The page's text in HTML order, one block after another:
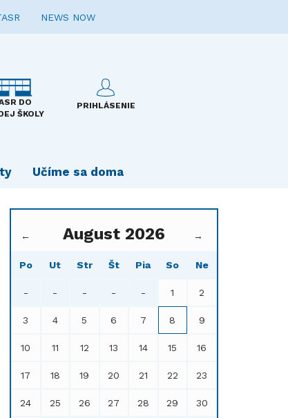
NEWS NOW
DO
ŠKOLY
PRIHLÁSENIE
Učíme sa doma
← August 2026 →
Po Ut Str Št Pia So Ne
- - - - - 1 2
3 4 5 6 7 8 9
10 11 12 13 14 15 16
17 18 19 20 21 22 23
24 25 26 27 28 29 30